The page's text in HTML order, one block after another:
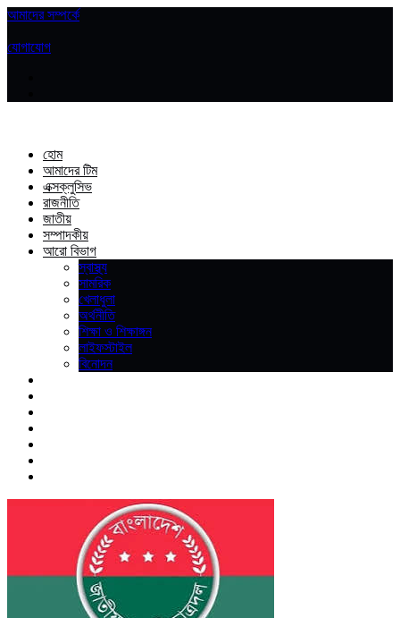
আমাদের সম্পর্কে
যোগাযোগ
হোম
আমাদের টিম
এক্সক্লুসিভ
রাজনীতি
জাতীয়
সম্পাদকীয়
আরো বিভাগ
স্বাস্থ্য
সামরিক
খেলাধুলা
অর্থনীতি
শিক্ষা ও শিক্ষাঙ্গন
লাইফস্টাইল
বিনোদন